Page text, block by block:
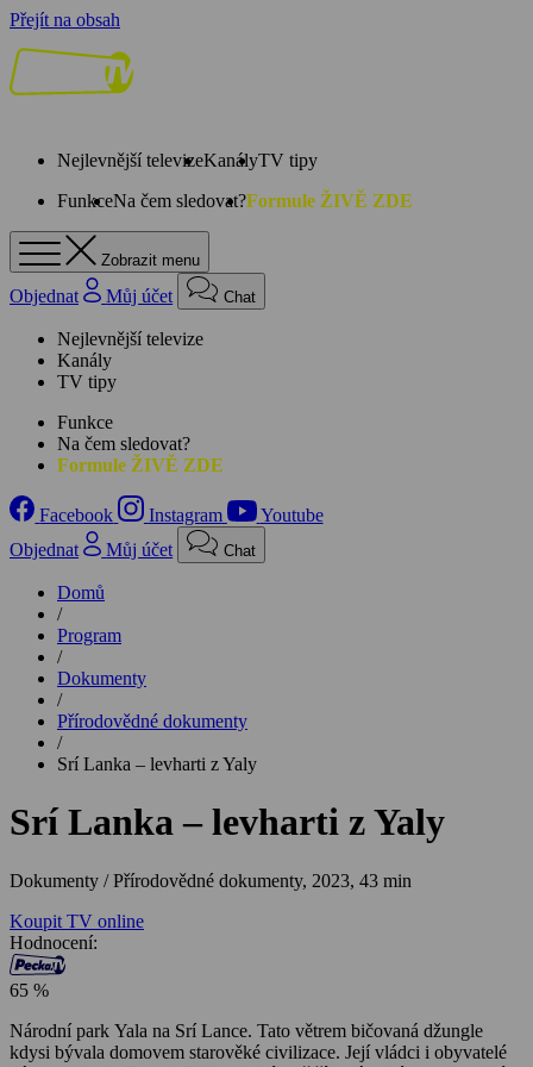
Přejít na obsah
Nejlevnější televizeKanályTV tipy
FunkceNa čem sledovat?Formule ŽIVĚ ZDE
Zobrazit menu
Objednat Můj účet Chat
Nejlevnější televize
Kanály
TV tipy
Funkce
Na čem sledovat?
Formule ŽIVĚ ZDE
Facebook Instagram
Youtube
Objednat
Můj účet Chat
Domů
/
Program
/
Dokumenty
/
Přírodovědné dokumenty
/
Srí Lanka – levharti z Yaly
Srí Lanka – levharti z Yaly
Dokumenty / Přírodovědné dokumenty, 2023, 43 min
Koupit TV online
Hodnocení:
65 %
Národní park Yala na Srí Lance. Tato větrem bičovaná džungle
kdysi bývala domovem starověké civilizace. Její vládci i obyvatelé